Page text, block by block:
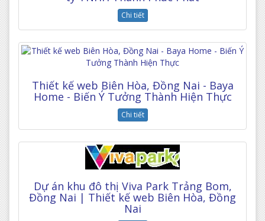
Chi tiết
Thiết kế web Biên Hòa, Đồng Nai - Baya
Home - Biến Ý Tưởng Thành Hiện Thực
Chi tiết
Dự án khu đô thị Viva Park Trảng Bom,
Đồng Nai | Thiết kế web Biên Hòa, Đồng
Nai